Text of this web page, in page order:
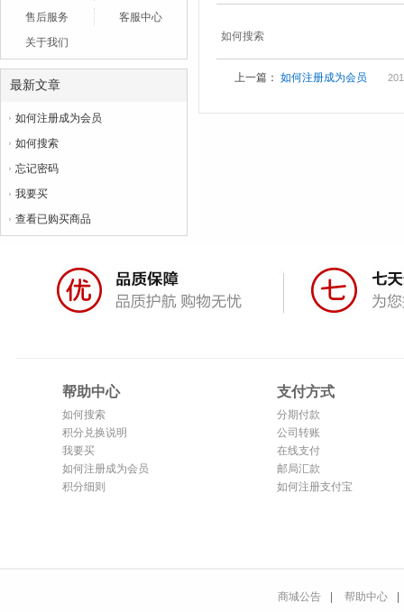
售后服务
客服中心
关于我们
最新文章
如何注册成为会员
如何搜索
忘记密码
我要买
查看已购买商品
如何搜索
上一篇： 如何注册成为会员
帮助中心
如何搜索
积分兑换说明
我要买
如何注册成为会员
积分细则
支付方式
分期付款
公司转账
在线支付
邮局汇款
如何注册支付宝
商城公告 帮助中心